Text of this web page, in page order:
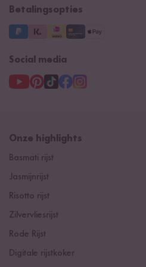
Betalingsopties
Social media
Onze highlights
Basmati rijst
Jasmijnrijst
Risotto rijst
Zilvervliesrijst
Rode Rijst
Digitale rijstkoker